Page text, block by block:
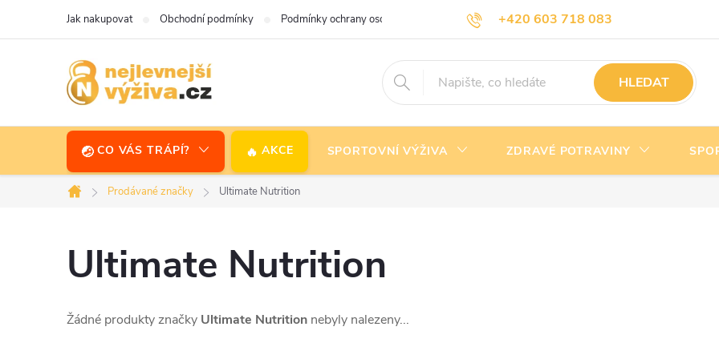
+420 603 718 083
info@nejlevnejsivyziva.cz
Jak nakupovat Obchodní podmínky Podmínky ochrany osobních údajů Doprava a platba Kontakty
HLEDAT
CO VÁS TRÁPÍ? AKCE SPORTOVNÍ VÝŽIVA ZDRAVÉ POTRAVINY
Domů
Prodávané značky Ultimate Nutrition
Ultimate Nutrition
Žádné produkty značky Ultimate Nutrition nebyly nalezeny...